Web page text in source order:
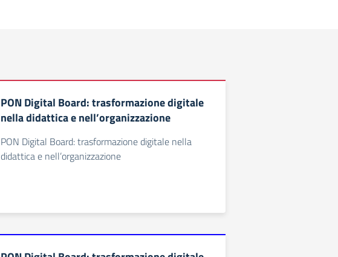
PON Digital Board: trasformazione digitale
nella didattica e nell’organizzazione
PON Digital Board: trasformazione digitale nella
didattica e nell’organizzazione